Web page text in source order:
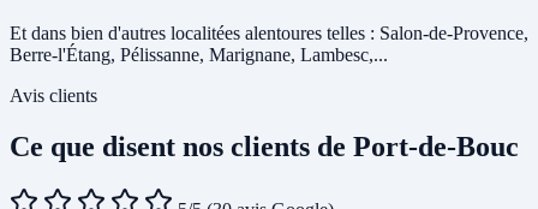
Et dans bien d'autres localitées alentoures telles : Salon-de-Provence,
Berre-l'Étang, Pélissanne, Marignane, Lambesc,...
Avis clients
Ce que disent nos clients de Port-de-Bouc